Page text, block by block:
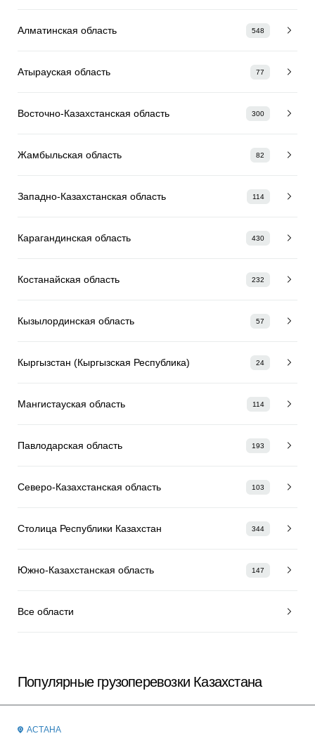
Алматинская область 548
Атырауская область 77
Восточно-Казахстанская область 300
Жамбыльская область 82
Западно-Казахстанская область 114
Карагандинская область 430
Костанайская область 232
Кызылординская область 57
Кыргызстан (Кыргызская Республика) 24
Мангистауская область 114
Павлодарская область 193
Северо-Казахстанская область 103
Столица Республики Казахстан 344
Южно-Казахстанская область 147
Все области
Популярные грузоперевозки Казахстана
АСТАНА